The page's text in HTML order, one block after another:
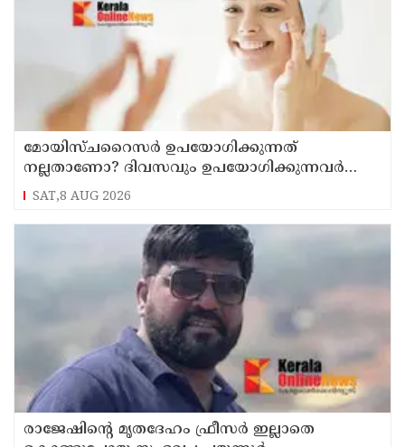
മോയിസ്ചറൈസർ ഉപയോഗിക്കുന്നത്
നല്ലതാണോ? ദിവസവും ഉപയോഗിക്കുന്നവർ
ഇക്കാര്യങ്ങൾ അറിയണം
SAT,8 AUG 2026
രാജേഷിന്റെ മൃതദേഹം ഫ്രീസർ ഇല്ലാതെ